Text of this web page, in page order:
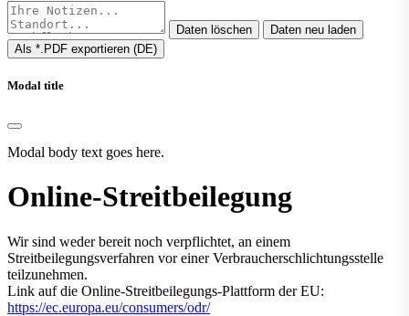
Daten löschen
Daten neu laden
Als *.PDF exportieren (DE)
Modal title
Modal body text goes here.
Online-Streitbeilegung
Wir sind weder bereit noch verpflichtet, an einem
Streitbeilegungsverfahren vor einer Verbraucherschlichtungsstelle
teilzunehmen.
Link auf die Online-Streitbeilegungs-Plattform der EU:
https://ec.europa.eu/consumers/odr/